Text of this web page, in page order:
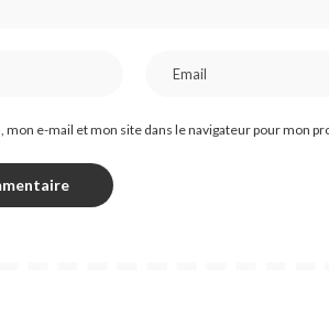
e-mail et mon site dans le navigateur pour mon